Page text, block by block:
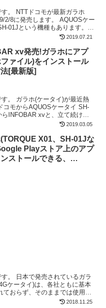
。 NTTドコモが最新ガラホ
2/8に発売します。 AQUOSケー
01Jという機種もあります。
2019.07.21
xv発売!ガラホにアプ
ァイル)をインストール
[最新版]
。 ガラホ(ケータイ)が最近熱
コモからAQUOSケータイ SH-
INFOBAR xvと、立て続けに
2019.03.05
X01、SH-01Jな
Playストア上のアプ
ストールできる、
。 日本で発売されているガラ
ケータイ)は、各社ともに基本
おらず、そのままでは使用で
2018.11.25